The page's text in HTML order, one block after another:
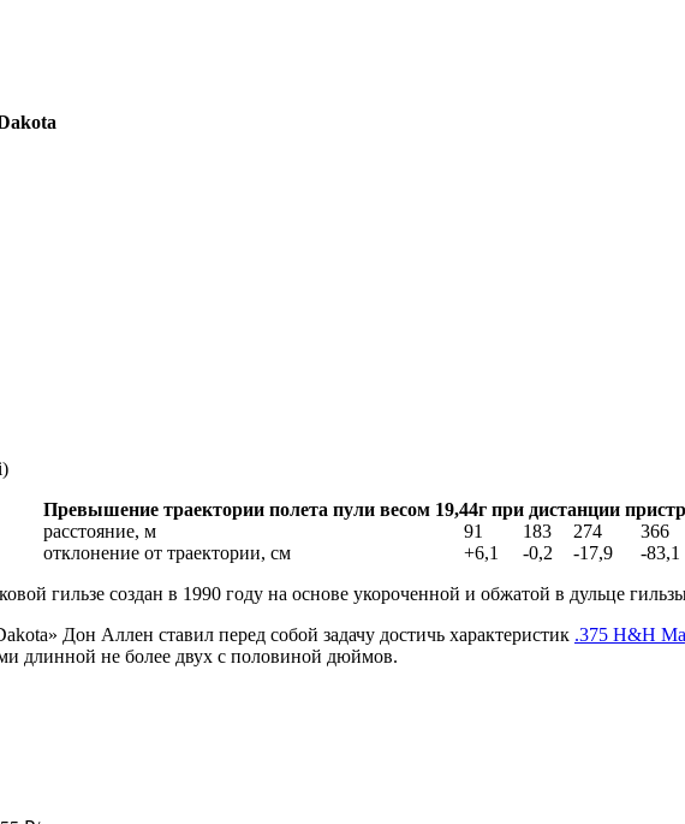
Превышение траектории полета пули весом 19,44г при дистанции
расстояние, м
91 183 274 366
отклонение от траектории, см
+6,1 -0,2 -17,9 -83,1
гильзе cоздан в 1990 году на основе укороченной и обжатой в дульце
Дон Аллен ставил перед собой задачу достичь характеристик .375 Н&Н
длинной не более двух с половиной дюймов.